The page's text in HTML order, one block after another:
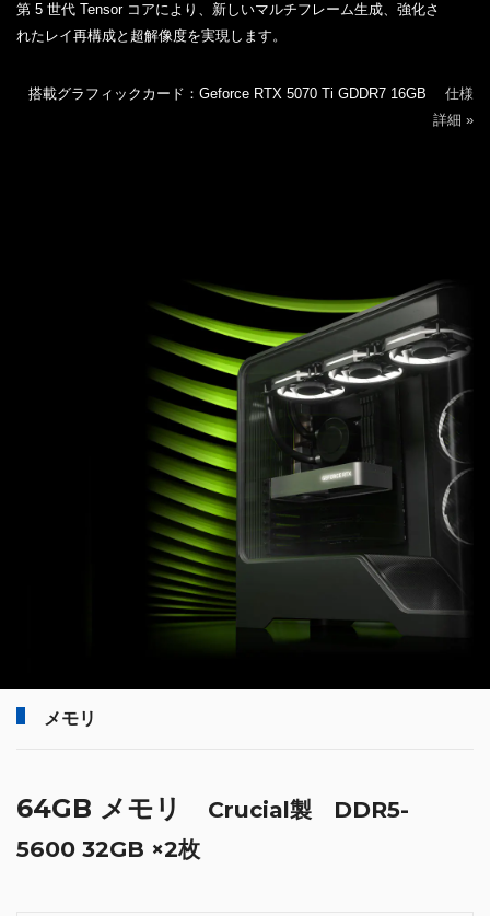
第 5 世代 Tensor コアにより、新しいマルチフレーム生成、強化さ
れたレイ再構成と超解像度を実現します。
搭載グラフィックカード：Geforce RTX 5070 Ti GDDR7 16GB 仕様
詳細 »
メモリ
64GB メモリ
Crucial製 DDR5-
5600 32GB ×2枚